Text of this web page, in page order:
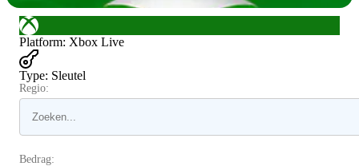
Platform: Xbox Live
Type: Sleutel
Regio:
Bedrag: